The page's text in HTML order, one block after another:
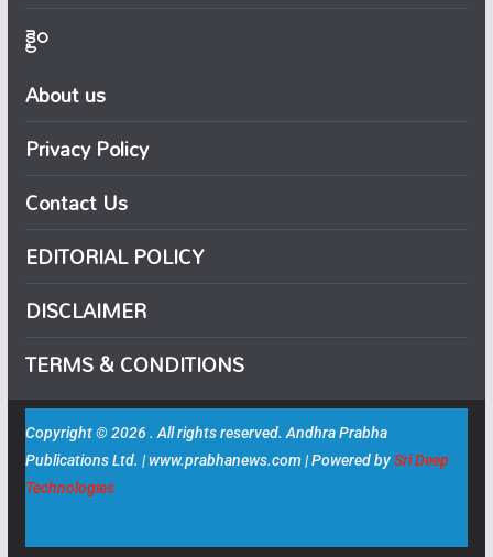
క్రైం
About us
Privacy Policy
Contact Us
EDITORIAL POLICY
DISCLAIMER
TERMS & CONDITIONS
Copyright © 2026 . All rights reserved. Andhra Prabha
Publications Ltd. | www.prabhanews.com | Powered bySri Deep
Technologies